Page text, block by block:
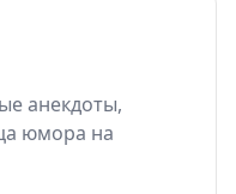
анекдоты,
юмора на